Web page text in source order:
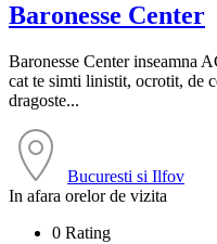
Baronesse Center
Baronesse Center inseamna
cat te simti linistit, ocrotit, de
dragoste...
Bucuresti si Ilfov
In afara orelor de vizita
0 Rating